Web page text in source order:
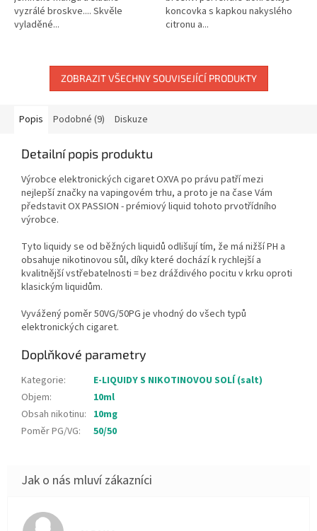
vyzrálé broskve.... Skvěle
vyladěné...
koncovka s kapkou nakyslého
citronu a...
ZOBRAZIT VŠECHNY SOUVISEJÍCÍ PRODUKTY
Popis Podobné (9) Diskuze
Detailní popis produktu
Výrobce elektronických cigaret OXVA po právu patří mezi
nejlepší značky na vapingovém trhu, a proto je na čase Vám
představit OX PASSION - prémiový liquid tohoto prvotřídního
výrobce.
Tyto liquidy se od běžných liquidů odlišují tím, že má nižší PH a
obsahuje nikotinovou sůl, díky které dochází k rychlejší a
kvalitnější vstřebatelnosti = bez dráždivého pocitu v krku oproti
klasickým liquidům.
Vyvážený poměr 50VG/50PG je vhodný do všech typů
elektronických cigaret.
Doplňkové parametry
Kategorie:
E-LIQUIDY S NIKOTINOVOU SOLÍ (salt)
Objem:
10ml
Obsah nikotinu: 10mg
Poměr PG/VG: 50/50